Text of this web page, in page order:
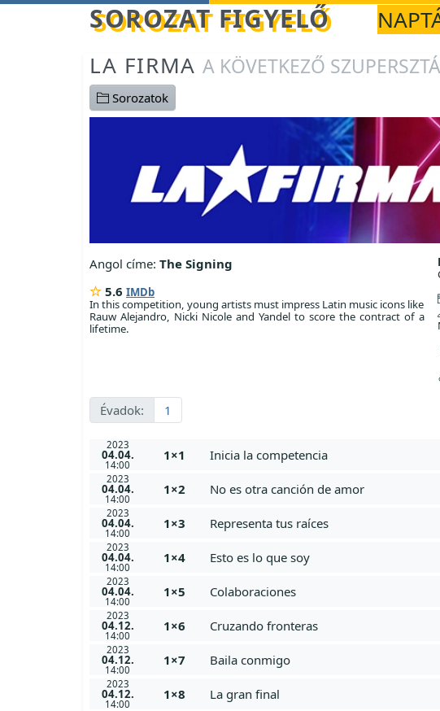
Betöltés... SOROZAT FIGYELŐ
LA FIRMA A KÖVETKEZŐ
Sorozatok
Angol címe: The Signing
5.6 IMDb
In this competition, young artists must impress Latin music icons like
Rauw Alejandro, Nicki Nicole and Yandel to score the contract of a
lifetime.
Évadok: 1
2023
04.04.
14:00
1×1 Inicia la competencia
2023
04.04.
14:00
1×2 No es otra canción de amor
2023
04.04.
14:00
1×3 Representa tus raíces
2023
04.04.
14:00
1×4 Esto es lo que soy
2023
04.04.
14:00
1×5 Colaboraciones
2023
04.12.
14:00
1×6 Cruzando fronteras
2023
04.12.
14:00
1×7 Baila conmigo
2023
04.12.
14:00
1×8 La gran final